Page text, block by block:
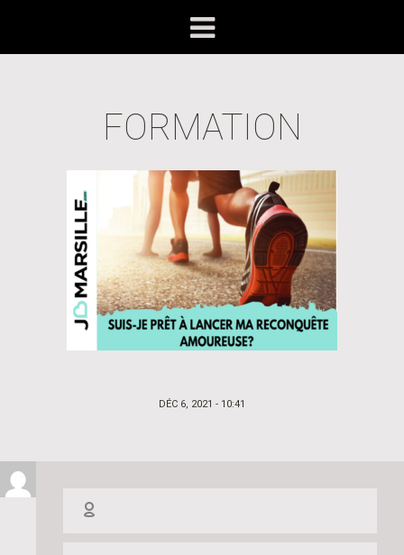
FORMATION
POSTED
DÉC 6, 2021 - 10:41